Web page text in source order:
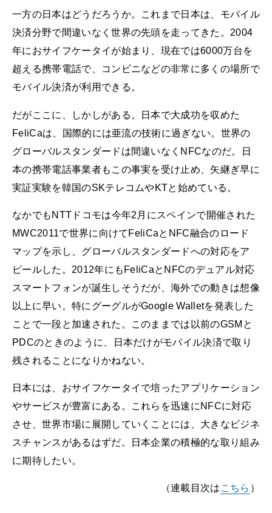
一方の日本はどうだろうか。これまで日本は、モバイル
決済分野で間違いなく世界の先頭を走ってきた。2004
年におサイフケータイが始まり、現在では6000万台を
超える携帯電話で、コンビニなどの非常に多くの場所で
モバイル決済が利用できる。
だがここに、しかしがある。日本で大成功を収めた
FeliCaは、国際的には亜流の技術に過ぎない。世界の
グローバルスタンダードは間違いなくNFCなのだ。日
本の携帯電話事業者もこの事実を受け止め、矢継ぎ早に
実証実験を韓国のSKテレコムやKTと始めている。
なかでもNTTドコモは今年2月にスペインで開催された
MWC2011で世界に向けてFeliCaとNFC融合のロード
マップを示し、グローバルスタンダードへの対応をア
ピールした。2012年にもFeliCaとNFCのデュアル対応
スマートフォンが誕生しそうだが、海外での動きは想像
以上に早い。特にグーグルがGoogle Walletを発表した
ことで一段と加速された。このままでは以前のGSMと
PDCのときのように、日本だけがモバイル決済で取り
残されることになりかねない。
日本には、おサイフケータイで培ったアプリケーション
やサービスが豊富にある。これらを迅速にNFCに対応
させ、世界市場に展開していくことには、大きなビジネ
スチャンスがあるはずだ。日本企業の積極的な取り組み
に期待したい。
（連載目次は こちら ）